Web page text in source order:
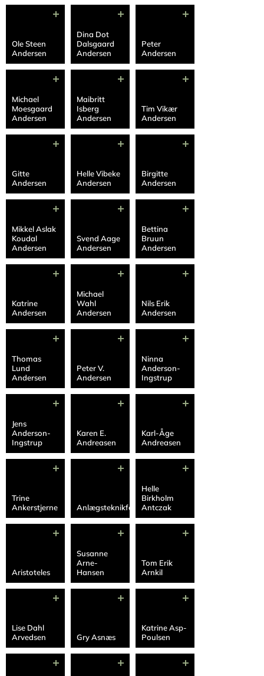
Ole Steen
Andersen
Dina Dot
Dalsgaard
Andersen
Peter
Andersen
Michael
Moesgaard
Andersen
Maibritt
Isberg
Andersen
Tim Vikær
Andersen
Gitte
Andersen
Helle Vibeke
Andersen
Birgitte
Andersen
Mikkel Aslak
Koudal
Andersen
Svend Aage
Andersen
Bettina
Bruun
Andersen
Katrine
Andersen
Michael
Wahl
Andersen
Nils Erik
Andersen
Thomas
Lund
Andersen
Peter V.
Andersen
Ninna
Anderson-
Ingstrup
Jens
Anderson-
Ingstrup
Karen E.
Andreasen
Karl-Åge
Andreasen
Trine
Ankerstjerne
Anlægsteknikforeningen
Helle
Birkholm
Antczak
Aristoteles
Susanne
Arne-
Hansen
Tom Erik
Arnkil
Lise Dahl
Arvedsen
Gry Asnæs
Katrine Asp-
Poulsen